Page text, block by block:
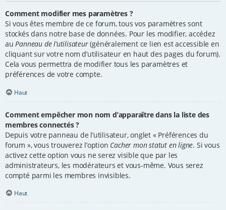
Comment modifier mes paramètres ?
Si vous êtes membre de ce forum, tous vos paramètres sont
stockés dans notre base de données. Pour les modifier, accédez
auPanneau de l’utilisateur(généralement ce lien est accessible en
cliquant sur votre nom d’utilisateur en haut des pages du forum).
Cela vous permettra de modifier tous les paramètres et
préférences de votre compte.
Haut
Comment empêcher mon nom d’apparaître dans la liste des
membres connectés ?
Depuis votre panneau de l’utilisateur, onglet « Préférences du
forum », vous trouverez l’option Cacher mon statut en ligne. Si vous
activez cette option vous ne serez visible que par les
administrateurs, les modérateurs et vous-même. Vous serez
compté parmi les membres invisibles.
Haut